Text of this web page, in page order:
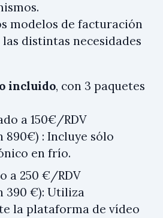
modelos de facturación
distintas necesidades
incluido, con 3 paquetes
a 150€/RDV
890€) : Incluye sólo
en frío.
a 250 €/RDV
390 €): Utiliza
la plataforma de vídeo